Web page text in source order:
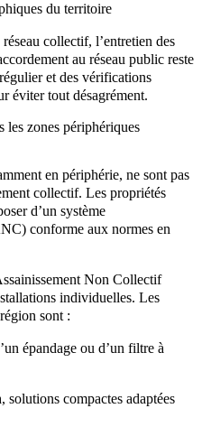
du territoire
collectif, l’entretien des
au réseau public reste
régulier et des vérifications
éviter tout désagrément.
les zones périphériques
en périphérie, ne sont pas
collectif. Les propriétés
d’un système
conforme aux normes en
Non Collectif
individuelles. Les
sont :
épandage ou d’un filtre à
, solutions compactes adaptées